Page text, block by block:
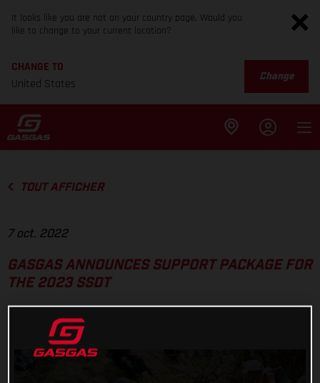
It looks like you are not on your country page. Would you
like to change to your current location?
CHANGE TO
United States
Change
TOUT AFFICHER
7 oct. 2022
GASGAS ANNOUNCES SUPPORT PACKAGE FOR
THE 2023 SSDT